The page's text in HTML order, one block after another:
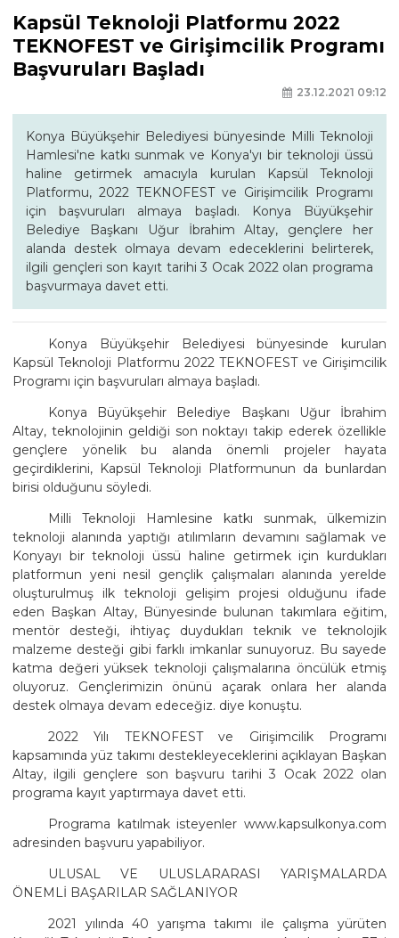
Kapsül Teknoloji Platformu 2022
TEKNOFEST ve Girişimcilik Programı
Başvuruları Başladı
23.12.2021 09:12
Konya Büyükşehir Belediyesi bünyesinde Milli Teknoloji
Hamlesi'ne katkı sunmak ve Konya'yı bir teknoloji üssü
haline getirmek amacıyla kurulan Kapsül Teknoloji
Platformu, 2022 TEKNOFEST ve Girişimcilik Programı
için başvuruları almaya başladı. Konya Büyükşehir
Belediye Başkanı Uğur İbrahim Altay, gençlere her
alanda destek olmaya devam edeceklerini belirterek,
ilgili gençleri son kayıt tarihi 3 Ocak 2022 olan programa
başvurmaya davet etti.
Konya Büyükşehir Belediyesi bünyesinde kurulan
Kapsül Teknoloji Platformu 2022 TEKNOFEST ve Girişimcilik
Programı için başvuruları almaya başladı.
Konya Büyükşehir Belediye Başkanı Uğur İbrahim
Altay, teknolojinin geldiği son noktayı takip ederek özellikle
gençlere yönelik bu alanda önemli projeler hayata
geçirdiklerini, Kapsül Teknoloji Platformunun da bunlardan
birisi olduğunu söyledi.
Milli Teknoloji Hamlesine katkı sunmak, ülkemizin
teknoloji alanında yaptığı atılımların devamını sağlamak ve
Konyayı bir teknoloji üssü haline getirmek için kurdukları
platformun yeni nesil gençlik çalışmaları alanında yerelde
oluşturulmuş ilk teknoloji gelişim projesi olduğunu ifade
eden Başkan Altay, Bünyesinde bulunan takımlara eğitim,
mentör desteği, ihtiyaç duydukları teknik ve teknolojik
malzeme desteği gibi farklı imkanlar sunuyoruz. Bu sayede
katma değeri yüksek teknoloji çalışmalarına öncülük etmiş
oluyoruz. Gençlerimizin önünü açarak onlara her alanda
destek olmaya devam edeceğiz. diye konuştu.
2022 Yılı TEKNOFEST ve Girişimcilik Programı
kapsamında yüz takımı destekleyeceklerini açıklayan Başkan
Altay, ilgili gençlere son başvuru tarihi 3 Ocak 2022 olan
programa kayıt yaptırmaya davet etti.
Programa katılmak isteyenler www.kapsulkonya.com
adresinden başvuru yapabiliyor.
ULUSAL VE ULUSLARARASI YARIŞMALARDA
ÖNEMLİ BAŞARILAR SAĞLANIYOR
2021 yılında 40 yarışma takımı ile çalışma yürüten